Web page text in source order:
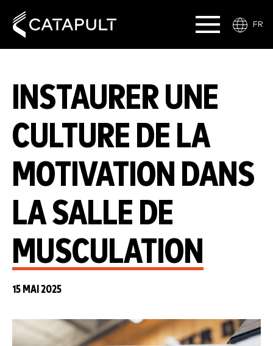
FR
INSTAURER UNE
CULTURE DE LA
MOTIVATION DANS
LA SALLE DE
MUSCULATION
15 MAI 2025